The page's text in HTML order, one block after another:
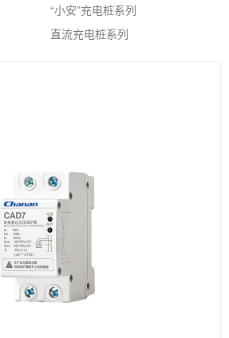
“小安”充电桩系列
直流充电桩系列